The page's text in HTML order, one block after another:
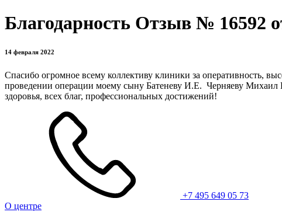
Благодарность Отзыв № 16592
14 февраля 2022
Спасибо огромное всему коллективу клиники за оперативность,
проведении операции моему сыну Батеневу И.Е. Черняеву
здоровья, всех благ, профессиональных достижений!
+7 495 649 05 73
О центре